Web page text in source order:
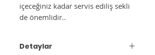
içeceğiniz kadar servis ediliş sekli
de önemlidir..
Detaylar